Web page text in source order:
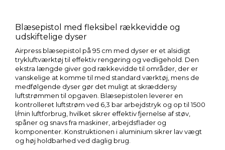
Blæsepistol med fleksibel rækkevidde og
udskiftelige dyser
Airpress blæsepistol på 95 cm med dyser er et alsidigt
trykluftværktøj til effektiv rengøring og vedligehold. Den
ekstra længde giver god rækkevidde til områder, der er
vanskelige at komme til med standard værktøj, mens de
medfølgende dyser gør det muligt at skræddersy
luftstrømmen til opgaven. Blæsepistolen leverer en
kontrolleret luftstrøm ved 6,3 bar arbejdstryk og op til 1500
l/min luftforbrug, hvilket sikrer effektiv fjernelse af støv,
spåner og snavs fra maskiner, arbejdsflader og
komponenter. Konstruktionen i aluminium sikrer lav vægt
og høj holdbarhed ved daglig brug.